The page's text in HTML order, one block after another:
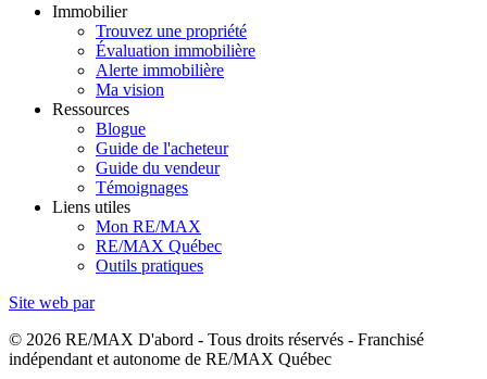
Immobilier
Trouvez une propriété
Évaluation immobilière
Alerte immobilière
Ma vision
Ressources
Blogue
Guide de l'acheteur
Guide du vendeur
Témoignages
Liens utiles
Mon RE/MAX
RE/MAX Québec
Outils pratiques
Site web par
© 2026 RE/MAX D'abord - Tous droits réservés - Franchisé
indépendant et autonome de RE/MAX Québec